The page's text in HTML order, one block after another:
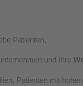
Patienten,
und Ihre
Patienten mit